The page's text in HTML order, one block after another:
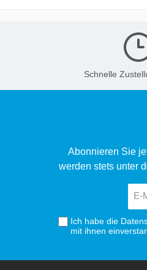
Schnelle
Abonnieren Sie
werden stets unter
Ich habe die
mit ihnen